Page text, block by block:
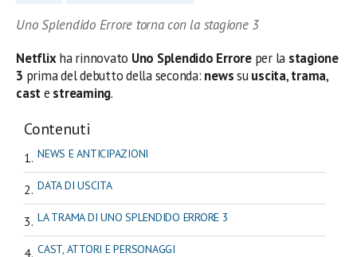
Uno Splendido Errore torna con la stagione 3
Netflixha rinnovato Uno Splendido Erroreper la stagione
3 prima del debutto della seconda: newssuuscita,trama,
caste streaming.
Contenuti
NEWS E ANTICIPAZIONI
DATA DI USCITA
LA TRAMA DI UNO SPLENDIDO ERRORE 3
CAST, ATTORI E PERSONAGGI